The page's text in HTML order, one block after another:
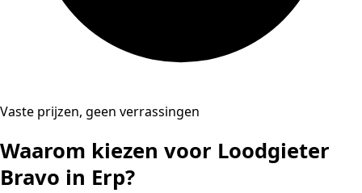
Vaste prijzen, geen verrassingen
Waarom kiezen voor Loodgieter
Bravo in Erp?